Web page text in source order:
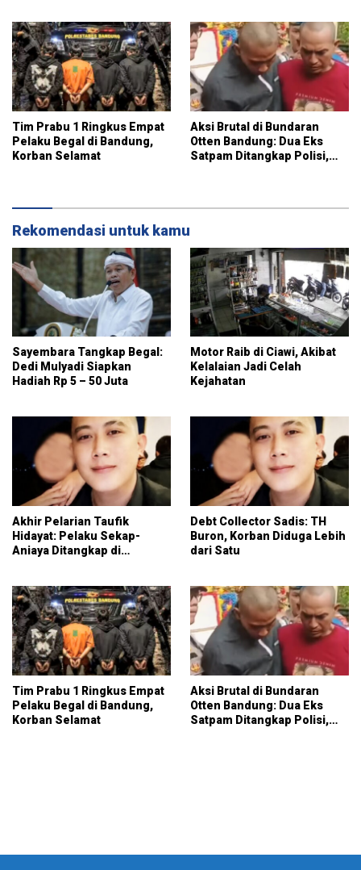
Tim Prabu 1 Ringkus Empat
Pelaku Begal di Bandung,
Korban Selamat
Aksi Brutal di Bundaran
Otten Bandung: Dua Eks
Satpam Ditangkap Polisi,
Rekomendasi untuk kamu
Sayembara Tangkap Begal:
Dedi Mulyadi Siapkan
Hadiah Rp 5 – 50 Juta
Motor Raib di Ciawi, Akibat
Kelalaian Jadi Celah
Kejahatan
Akhir Pelarian Taufik
Hidayat: Pelaku Sekap-
Aniaya Ditangkap di
Debt Collector Sadis: TH
Buron, Korban Diduga Lebih
dari Satu
Tim Prabu 1 Ringkus Empat
Pelaku Begal di Bandung,
Korban Selamat
Aksi Brutal di Bundaran
Otten Bandung: Dua Eks
Satpam Ditangkap Polisi,